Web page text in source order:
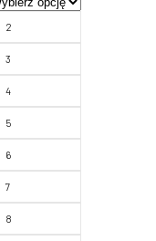
2
3
4
5
6
7
8